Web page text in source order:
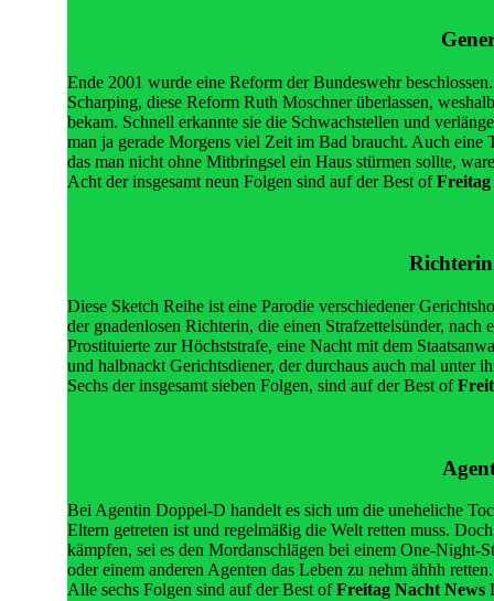
Ende 2001 wurde eine Reform der Bundeswehr
Scharping, diese Reform Ruth Moschner überlassen,
bekam. Schnell erkannte sie die Schwachstellen und
man ja gerade Morgens viel Zeit im Bad braucht. Auch
das man nicht ohne Mitbringsel ein Haus stürmen sollte,
Acht der insgesamt neun Folgen sind auf der Best ofFreitag
Diese Sketch Reihe ist eine Parodie verschiedener
der gnadenlosen Richterin, die einen Strafzettelsünder,
Prostituierte zur Höchststrafe, eine Nacht mit dem
und halbnackt Gerichtsdiener, der durchaus auch mal unter
Sechs der insgesamt sieben Folgen, sind auf der Best of
Bei Agentin Doppel-D handelt es sich um die uneheliche
Eltern getreten ist und regelmäßig die Welt retten muss.
kämpfen, sei es den Mordanschlägen bei einem One-Night-
oder einem anderen Agenten das Leben zu nehm ähhh retten.
Alle sechs Folgen sind auf der Best ofFreitag Nacht News